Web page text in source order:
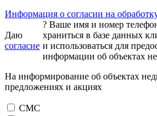
Информация о согласии на
Даю
согласие
? Ваше имя и номер
храниться в базе данных
и использоваться для
информации об объектах
На информирование об объектах
предложениях и акциях
СМС